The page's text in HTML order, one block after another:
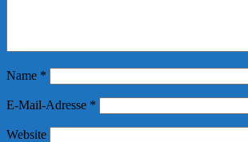
Name *
E-Mail-Adresse *
Website